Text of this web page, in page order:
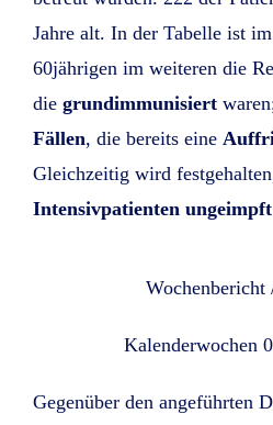
Jahre alt. In der Tabelle ist
60jährigen im weiteren die
die grundimmunisiert
Fällen, die bereits eine
Gleichzeitig wird
Intensivpatienten ungeimpft
Wochenbericht
Kalenderwochen
Gegenüber den angeführten